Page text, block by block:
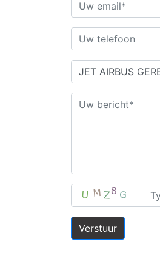
Verstuur